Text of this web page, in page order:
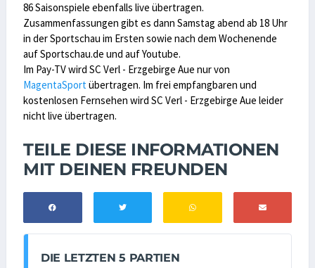
86 Saisonspiele ebenfalls live übertragen.
Zusammenfassungen gibt es dann Samstag abend ab 18 Uhr
in der Sportschau im Ersten sowie nach dem Wochenende
auf Sportschau.de und auf Youtube.
Im Pay-TV wird SC Verl - Erzgebirge Aue nur von
MagentaSportübertragen. Im frei empfangbaren und
kostenlosen Fernsehen wird SC Verl - Erzgebirge Aue leider
nicht live übertragen.
TEILE DIESE INFORMATIONEN
MIT DEINEN FREUNDEN
DIE LETZTEN 5 PARTIEN